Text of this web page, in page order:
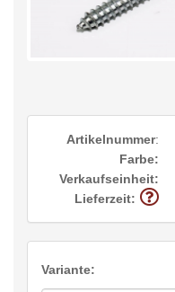
Artikelnummer:
Farbe:
Verkaufseinheit:
Lieferzeit:
Variante: